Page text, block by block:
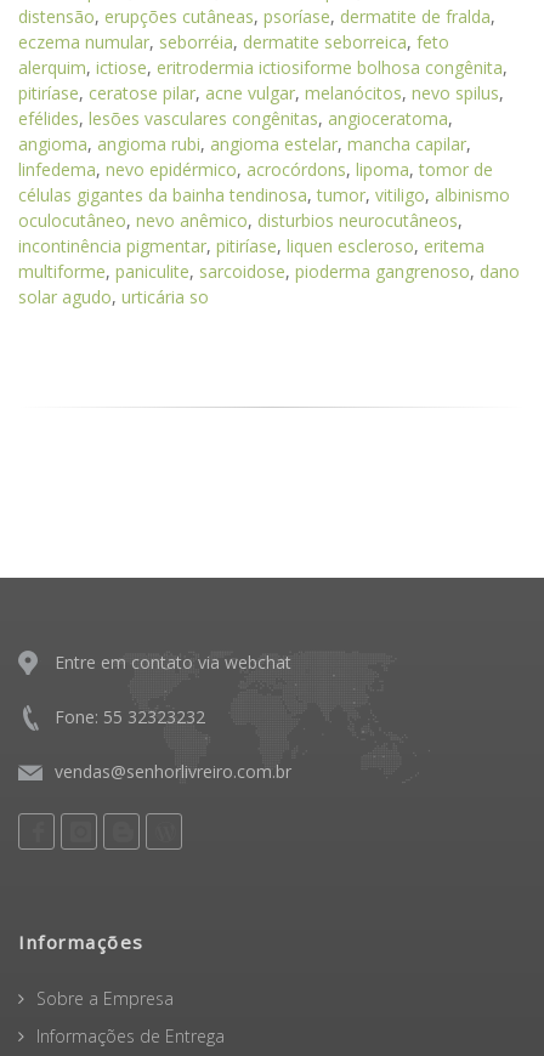
distensão, erupções cutâneas, psoríase, dermatite de fralda,
eczema numular, seborréia, dermatite seborreica, feto
alerquim, ictiose, eritrodermia ictiosiforme bolhosa congênita,
pitiríase, ceratose pilar, acne vulgar, melanócitos, nevo spilus,
efélides, lesões vasculares congênitas, angioceratoma,
angioma, angioma rubi, angioma estelar, mancha capilar,
linfedema, nevo epidérmico, acrocórdons, lipoma,tomor de
células gigantes da bainha tendinosa,tumor, vitiligo, albinismo
oculocutâneo, nevo anêmico, disturbios neurocutâneos,
incontinência pigmentar, pitiríase, liquen escleroso, eritema
multiforme, paniculite, sarcoidose, pioderma gangrenoso, dano
solar agudo, urticária so
Entre em contato via webchat
Fone: 55 32323232
vendas@senhorlivreiro.com.br
Informações
Sobre a Empresa
Informações de Entrega